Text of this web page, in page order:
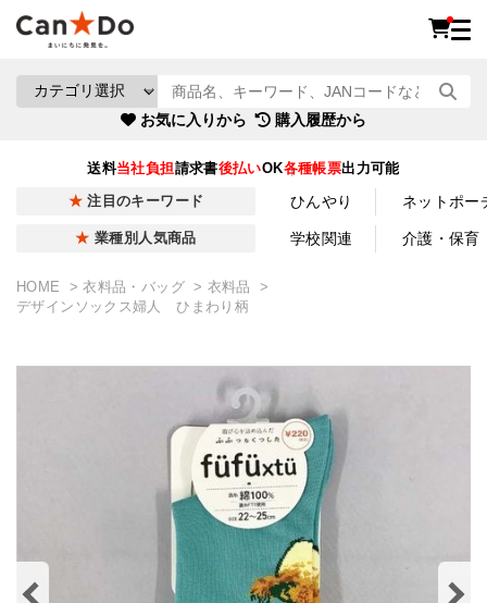
お気に入りから 購入履歴から
送料当社負担請求書後払いOK各種帳票出力可能
注目のキーワード ひんやり ネットポー
業種別人気商品 学校関連 介護・保育
HOME 衣料品・バッグ
衣料品
デザインソックス婦人 ひまわり柄